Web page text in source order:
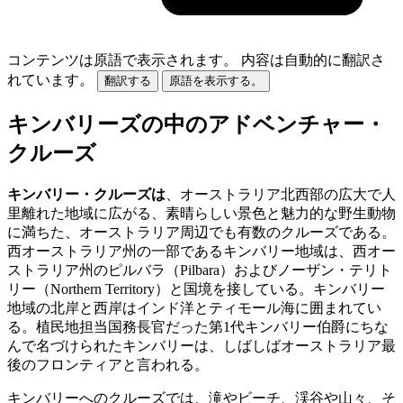
コンテンツは原語で表示されます。
内容は自動的に翻訳さ
れています。
翻訳する 原語を表示する。
キンバリーズの中のアドベンチャー・
クルーズ
キンバリー・クルーズは 、オーストラリア北西部の広大で人
里離れた地域に広がる、素晴らしい景色と魅力的な野生動物
に満ちた、オーストラリア周辺でも有数のクルーズである。
西オーストラリア州の一部であるキンバリー地域は、西オー
ストラリア州のピルバラ（Pilbara）およびノーザン・テリト
リー（Northern Territory）と国境を接している。キンバリー
地域の北岸と西岸はインド洋とティモール海に囲まれてい
る。植民地担当国務長官だった第1代キンバリー伯爵にちな
んで名づけられたキンバリーは、しばしばオーストラリア最
後のフロンティアと言われる。
キンバリーへのクルーズでは、滝やビーチ、渓谷や山々、そ